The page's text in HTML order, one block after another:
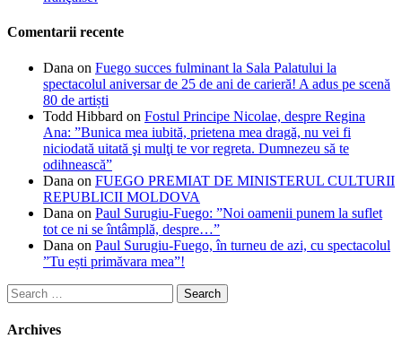
Comentarii recente
Dana on Fuego succes fulminant la Sala Palatului la
spectacolul aniversar de 25 de ani de carieră! A adus pe scenă
80 de artiști
Todd Hibbard on Fostul Principe Nicolae, despre Regina
Ana: ”Bunica mea iubită, prietena mea dragă, nu vei fi
niciodată uitată şi mulţi te vor regreta. Dumnezeu să te
odihnească”
Dana on FUEGO PREMIAT DE MINISTERUL CULTURII
REPUBLICII MOLDOVA
Dana on Paul Surugiu-Fuego: ”Noi oamenii punem la suflet
tot ce ni se întâmplă, despre…”
Dana on Paul Surugiu-Fuego, în turneu de azi, cu spectacolul
”Tu ești primăvara mea”!
Search
for:
Archives